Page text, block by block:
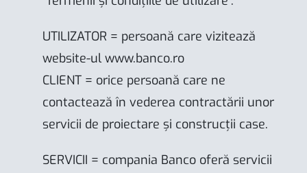
UTILIZATOR = persoană care vizitează
website-ulwww.banco.ro
CLIENT = orice persoană care ne
contactează în vederea contractării unor
servicii de proiectare și construcții case.
SERVICII = compania Banco oferă servicii